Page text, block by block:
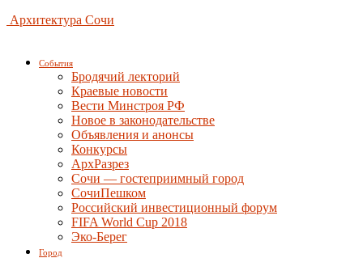
Архитектура Сочи
События
Бродячий лекторий
Краевые новости
Вести Минстроя РФ
Новое в законодательстве
Объявления и анонсы
Конкурсы
АрхРазрез
Сочи — гостеприимный город
СочиПешком
Российский инвестиционный форум
FIFA World Cup 2018
Эко-Берег
Город